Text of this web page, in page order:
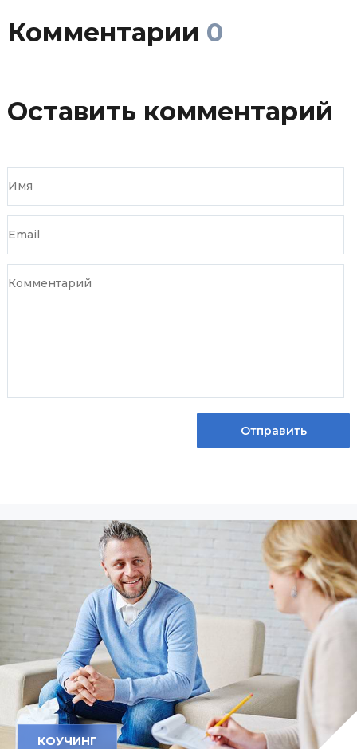
Комментарии 0
Оставить комментарий
КОУЧИНГ